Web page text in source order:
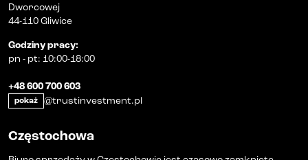
Dworcowej
44-110 Gliwice
Godziny pracy:
pn - pt: 10:00-18:00
+48 600 700 603
pokaż @trustinvestment.pl
Częstochowa